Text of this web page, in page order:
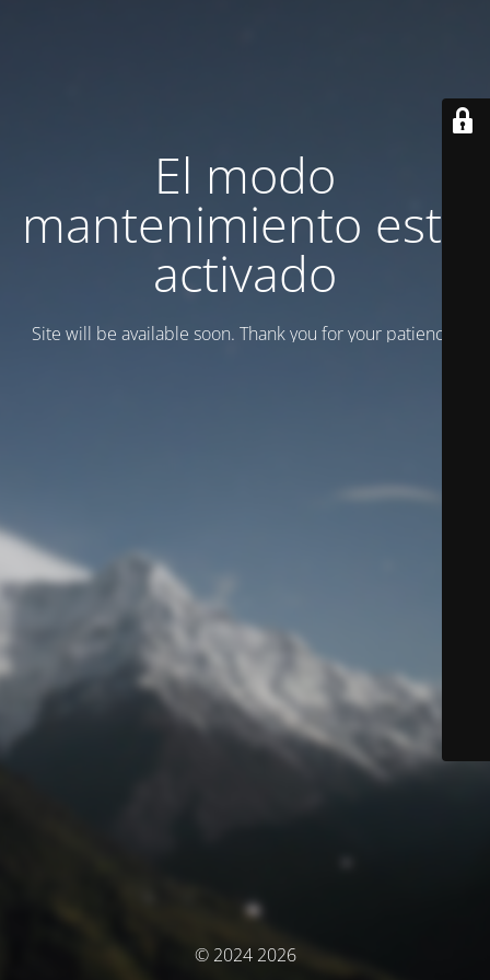
El modo
mantenimiento está
activado
Site will be available soon. Thank you for your patience!
© 2024 2026